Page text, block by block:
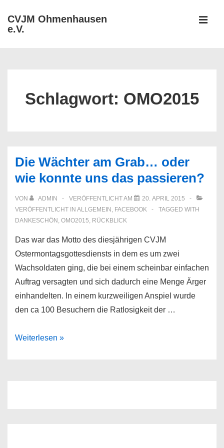
Zum
Inhalt
CVJM Ohmenhausen
e.V.
Schlagwort: OMO2015
Die Wächter am Grab… oder
wie konnte uns das passieren?
VON ADMIN VERÖFFENTLICHT AM
20. APRIL 2015
VERÖFFENTLICHT IN ALLGEMEIN , FACEBOOK
TAGGED WITH
DANKESCHÖN , OMO2015, RÜCKBLICK
Das war das Motto des diesjährigen CVJM
Ostermontagsgottesdiensts in dem es um zwei
Wachsoldaten ging, die bei einem scheinbar einfachen
Auftrag versagten und sich dadurch eine Menge Ärger
einhandelten. In einem kurzweiligen Anspiel wurde
den ca 100 Besuchern die Ratlosigkeit der …
Die
Weiterlesen »